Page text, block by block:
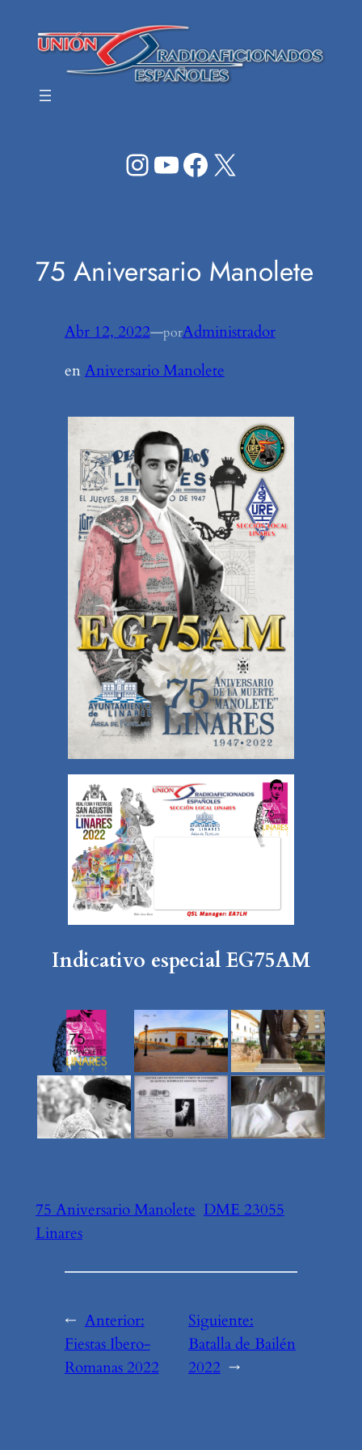
Instagram
YouTube
Facebook
X
75 Aniversario Manolete
Abr 12, 2022—porAdministrador
enAniversario Manolete
Indicativo especial EG75AM
75 Aniversario Manolete DME 23055
Linares
← Anterior:
Fiestas Ibero-
Romanas 2022
Siguiente:
Batalla de Bailén
2022 →